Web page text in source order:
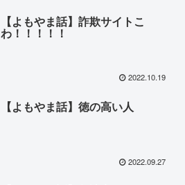
【よもやま話】詐欺サイトこ
わ！！！！！
2022.10.19
【よもやま話】徳の高い人
2022.09.27